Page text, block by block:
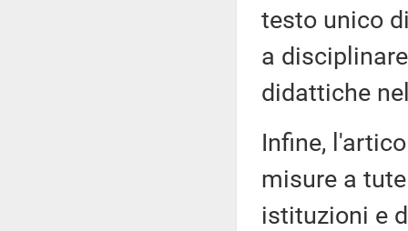
testo unico
a
didattiche
Infine,
misure a
istituzioni e